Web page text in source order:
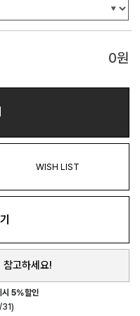
0원
WISH LIST
참고하세요!
시 5%할인
31)